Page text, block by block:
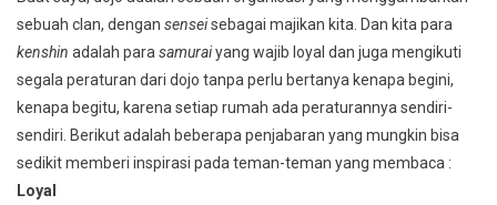
sebuah clan, dengan senseisebagai majikan kita. Dan kita para
kenshin adalah para samuraiyang wajib loyal dan juga mengikuti
segala peraturan dari dojo tanpa perlu bertanya kenapa begini,
kenapa begitu, karena setiap rumah ada peraturannya sendiri-
sendiri. Berikut adalah beberapa penjabaran yang mungkin bisa
sedikit memberi inspirasi pada teman-teman yang membaca :
Loyal